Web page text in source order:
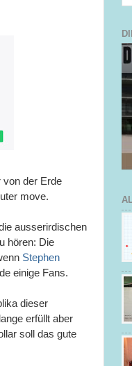
von der Erde
move.
ausserirdischen
hören: Die
Stephen
einige Fans.
dieser
erfüllt aber
soll das gute